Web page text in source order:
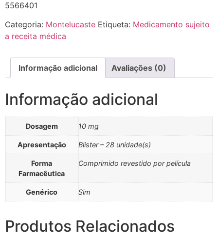
5566401
Categoria: Montelucaste Etiqueta: Medicamento sujeito
a receita médica
Informação adicional Avaliações (0)
Informação adicional
Dosagem 10 mg
Apresentação Blister – 28 unidade(s)
Forma
Farmacêutica
Comprimido revestido por película
Genérico Sim
Produtos Relacionados